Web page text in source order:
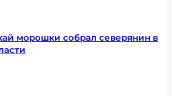
морошки собрал северянин в